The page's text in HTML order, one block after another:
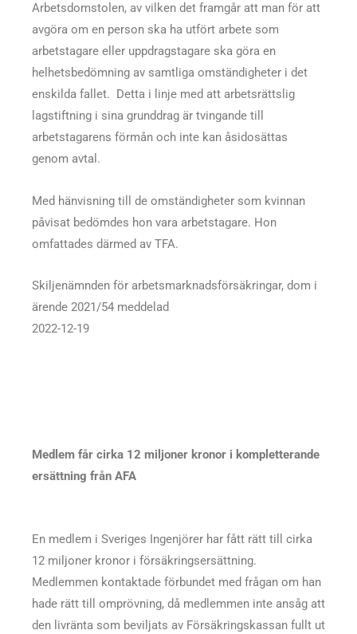
Arbetsdomstolen, av vilken det framgår att man för att
avgöra om en person ska ha utfört arbete som
arbetstagare eller uppdragstagare ska göra en
helhetsbedömning av samtliga omständigheter i det
enskilda fallet. Detta i linje med att arbetsrättslig
lagstiftning i sina grunddrag är tvingande till
arbetstagarens förmån och inte kan åsidosättas
genom avtal.
Med hänvisning till de omständigheter som kvinnan
påvisat bedömdes hon vara arbetstagare. Hon
omfattades därmed av TFA.
Skiljenämnden för arbetsmarknadsförsäkringar, dom i
ärende 2021/54 meddelad
2022-12-19
Medlem får cirka 12 miljoner kronor i kompletterande
ersättning från AFA
En medlem i Sveriges Ingenjörer har fått rätt till cirka
12 miljoner kronor i försäkringsersättning.
Medlemmen kontaktade förbundet med frågan om han
hade rätt till omprövning, då medlemmen inte ansåg att
den livränta som beviljats av Försäkringskassan fullt ut